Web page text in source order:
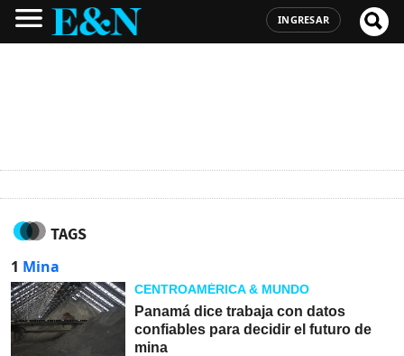
INGRESAR
TAGS
1 Mina
CENTROAMÉRICA & MUNDO
Panamá dice trabaja con datos
confiables para decidir el futuro de
mina